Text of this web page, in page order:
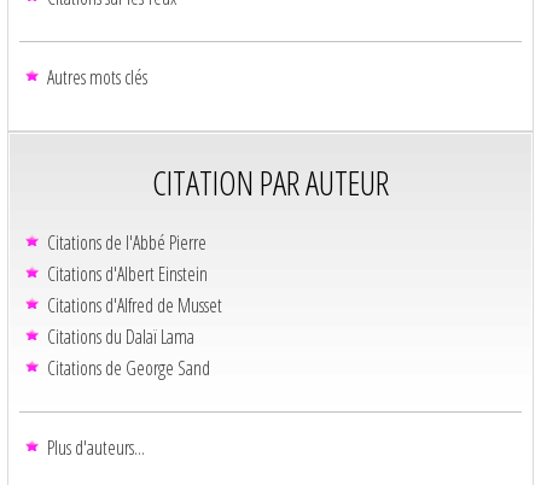
Autres mots clés
CITATION PAR AUTEUR
Citations de l'Abbé Pierre
Citations d'Albert Einstein
Citations d'Alfred de Musset
Citations du Dalaï Lama
Citations de George Sand
Plus d'auteurs...